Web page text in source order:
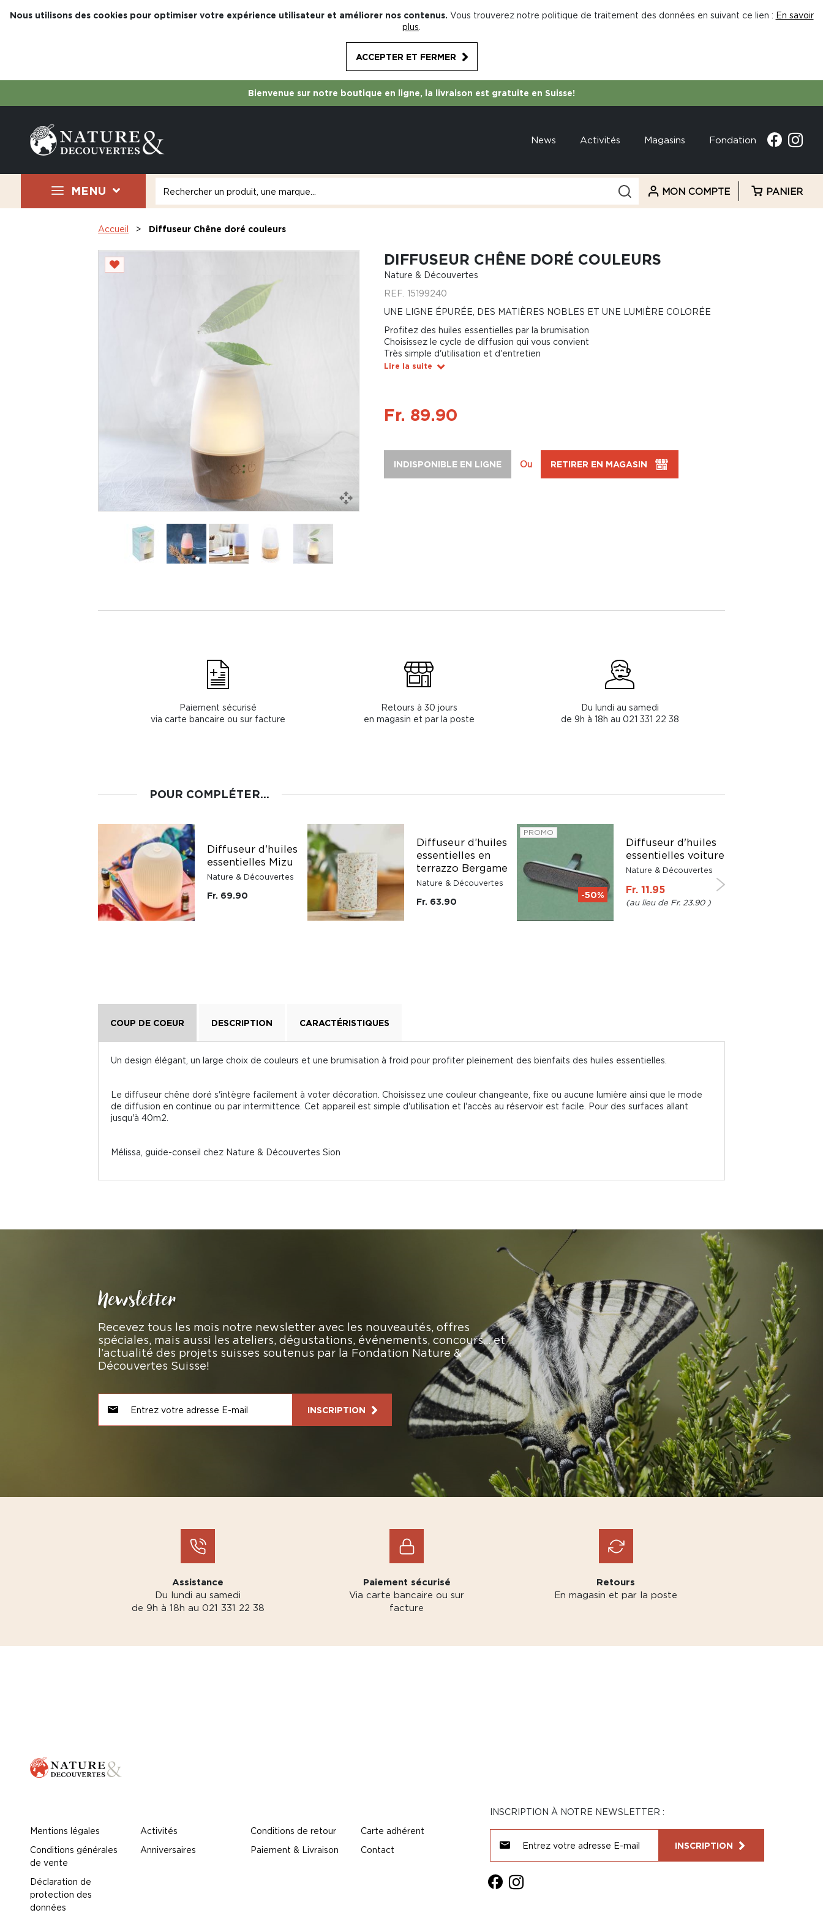
Nous utilisons des cookies pour optimiser votre expérience utilisateur et améliorer nos contenus. Vous trouverez notre politique de traitement des données en suivant ce lien : En savoir
plus
ACCEPTER ET FERMER
Bienvenue sur notre boutique en ligne, la livraison est gratuite en Suisse!
News Activités Magasins Fondation
MENU MON COMPTE PANIER
Accueil Diffuseur Chêne doré couleurs
DIFFUSEUR CHÊNE DORÉ COULEURS
Nature & Découvertes
REF. 15199240
UNE LIGNE ÉPURÉE, DES MATIÈRES NOBLES ET UNE LUMIÈRE COLORÉE
Profitez des huiles essentielles par la brumisation
Choisissez le cycle de diffusion qui vous convient
Très simple d'utilisation et d'entretien
Lire la suite
Fr. 89.90
INDISPONIBLE EN LIGNE Ou RETIRER EN MAGASIN
Paiement sécurisé
via carte bancaire ou sur facture
Retours à 30 jours
en magasin et par la poste
Du lundi au samedi
de 9h à 18h au 021 331 22 38
POUR COMPLÉTER...
Diffuseur d'huiles
essentielles Mizu
Nature & Découvertes
Fr. 69.90
Diffuseur d’huiles
essentielles en
terrazzo Bergame
Nature & Découvertes
Fr. 63.90
PROMO
Diffuseur d'huiles
essentielles voiture
Nature & Découvertes
Fr. 11.95
Fr. 23.90
-50%
COUP DE COEUR DESCRIPTION CARACTÉRISTIQUES
Un design élégant, un large choix de couleurs et une brumisation à froid pour profiter pleinement des bienfaits des huiles essentielles.
Le diffuseur chêne doré s'intègre facilement à voter décoration. Choisissez une couleur changeante, fixe ou aucune lumière ainsi que le mode
de diffusion en continue ou par intermittence. Cet appareil est simple d'utilisation et l'accès au réservoir est facile. Pour des surfaces allant
jusqu'à 40m2.
Mélissa, guide-conseil chez Nature & Découvertes Sion
Newsletter
Recevez tous les mois notre newsletter avec les nouveautés, offres
spéciales, mais aussi les ateliers, dégustations, événements, concours… et
l’actualité des projets suisses soutenus par la Fondation Nature &
Découvertes Suisse!
INSCRIPTION
Assistance
Du lundi au samedi
de 9h à 18h au 021 331 22 38
Paiement sécurisé
Via carte bancaire ou sur
facture
Retours
En magasin et par la poste
Mentions légales
Conditions générales
de vente
Déclaration de
protection des
données
Activités
Anniversaires
Conditions de retour
Paiement & Livraison
Carte adhérent
Contact
INSCRIPTION À NOTRE NEWSLETTER :
INSCRIPTION